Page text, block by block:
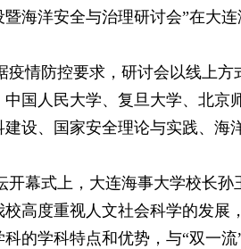
海洋安全与治理研讨会”在大连
防控要求，研讨会以线上方
中国人民大学、复旦大学、北京
建设、国家安全理论与实践、海
式上，大连海事大学校长孙
校高度重视人文社会科学的发展
科的学科特点和优势，与“双一